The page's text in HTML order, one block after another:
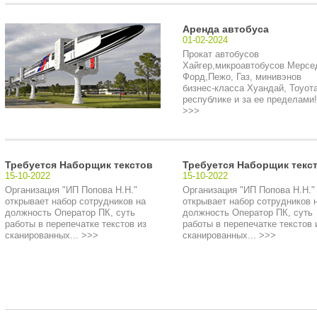
Аренда автобуса
01-02-2024
Прокат автобусов
Хайгер,микроавтобусов
Форд,Пежо, Газ, минивэнов
бизнес-класса Хуандай,
республике и за ее
>>>
Требуется Наборщик текстов
15-10-2022
Организация "ИП Попова Н.Н."
открывает набор сотрудников на
должность Оператор ПК, суть
работы в перепечатке текстов из
сканированных... >>>
Требуется Наборщик
15-10-2022
Организация "ИП Попова Н.Н."
открывает набор сотрудников
должность Оператор ПК, суть
работы в перепечатке текстов
сканированных... >>>